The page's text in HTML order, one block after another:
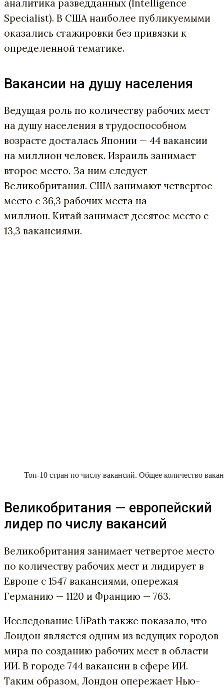
аналитика разведданных (Intelligence
Specialist). В США наиболее публикуемыми
оказались стажировки без привязки к
определенной тематике.
Вакансии на душу населения
Ведущая роль по количеству рабочих мест
на душу населения в трудоспособном
возрасте досталась Японии — 44 вакансии
на миллион человек. Израиль занимает
второе место. За ним следует
Великобритания. США занимают четвертое
место с 36,3 рабочих места на
миллион. Китай занимает десятое место с
13,3 вакансиями.
Топ-10 стран по числу вакансий. Общее количество
Великобритания — европейский
лидер по числу вакансий
Великобритания занимает четвертое место
по количеству рабочих мест и ​​лидирует в
Европе с 1547 вакансиями, опережая
Германию — 1120 и Францию — 763.
Исследование UiPath также показало, что
Лондон является одним из ведущих городов
мира по созданию рабочих мест в области
ИИ. В городе 744 вакансии в сфере ИИ.
Таким образом, Лондон опережает Нью-